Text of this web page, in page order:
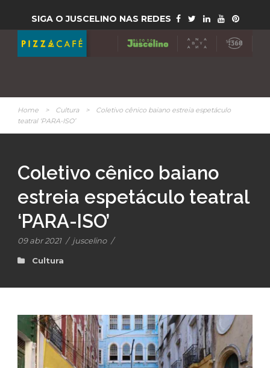
SIGA O JUSCELINO NAS REDES
Home > Cultura >
Coletivo cênico baiano estreia espetáculo
teatral ‘PARA-ISO’
Coletivo cênico baiano
estreia espetáculo teatral
‘PARA-ISO’
09 abr 2021 / juscelino /
Cultura